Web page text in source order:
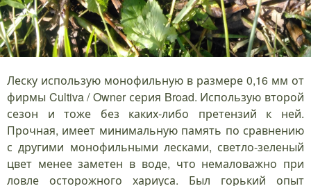
Леску использую монофильную в размере 0,16 мм от
фирмы Cultiva / Owner серия Broad. Использую второй
сезон и тоже без каких-либо претензий к ней.
Прочная, имеет минимальную память по сравнению
с другими монофильными лесками, светло-зеленый
цвет менее заметен в воде, что немаловажно при
ловле осторожного хариуса. Был горький опыт